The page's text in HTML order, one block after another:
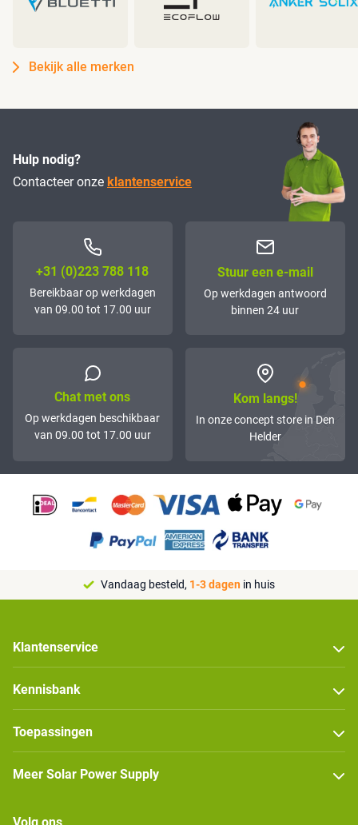
Bekijk alle merken
Hulp nodig?
Contacteer onze klantenservice
+31 (0)223 788 118
Bereikbaar op werkdagen
van 09.00 tot 17.00 uur
Stuur een e-mail
Op werkdagen antwoord
binnen 24 uur
Chat met ons
Op werkdagen beschikbaar
van 09.00 tot 17.00 uur
Kom langs!
In onze concept store in Den
Helder
Vandaag besteld, 1-3 dagen in huis
Klantenservice
Kennisbank
Toepassingen
Meer Solar Power Supply